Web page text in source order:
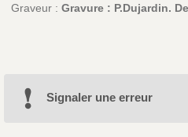
Graveur : Gravure : P.Dujardin.
Signaler une erreur